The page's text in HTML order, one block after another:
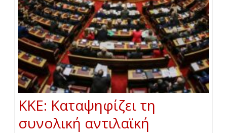
ΚΚΕ: Καταψηφίζει τη
συνολική αντιλαϊκή